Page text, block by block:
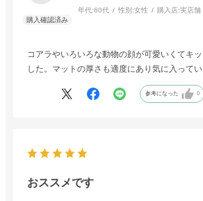
年代:60代 性別:女性 購入店:実店舗
コアラやいろいろな動物の顔が可愛いくてキ
した。マットの厚さも適度にあり気に入ってい
参考になった 0
おススメです